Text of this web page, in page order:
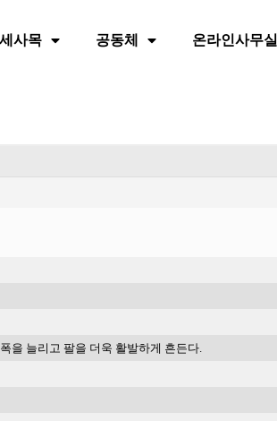
사목 공동체 온라인사무실
을 늘리고 팔을 더욱 활발하게 흔든다.